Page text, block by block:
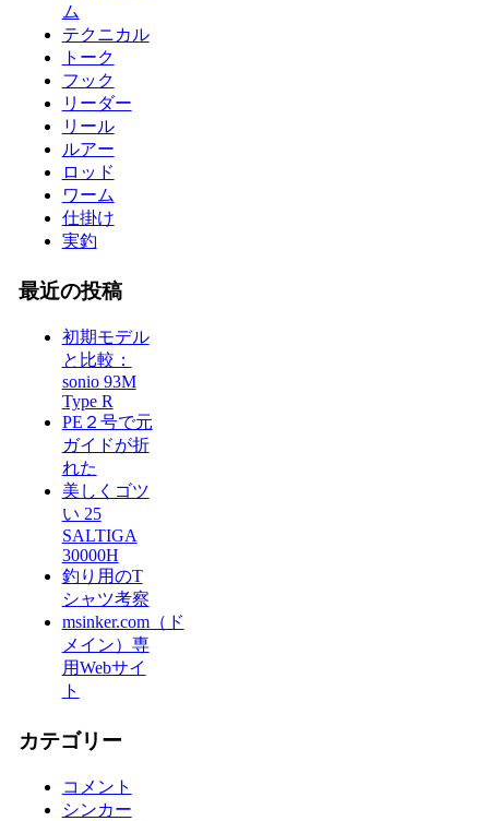
ム
テクニカル
トーク
フック
リーダー
リール
ルアー
ロッド
ワーム
仕掛け
実釣
最近の投稿
初期モデル
と比較：
sonio 93M
Type R
PE２号で元
ガイドが折
れた
美しくゴツ
い 25
SALTIGA
30000H
釣り用のT
シャツ考察
msinker.com（ド
メイン）専
用Webサイ
ト
カテゴリー
コメント
シンカー